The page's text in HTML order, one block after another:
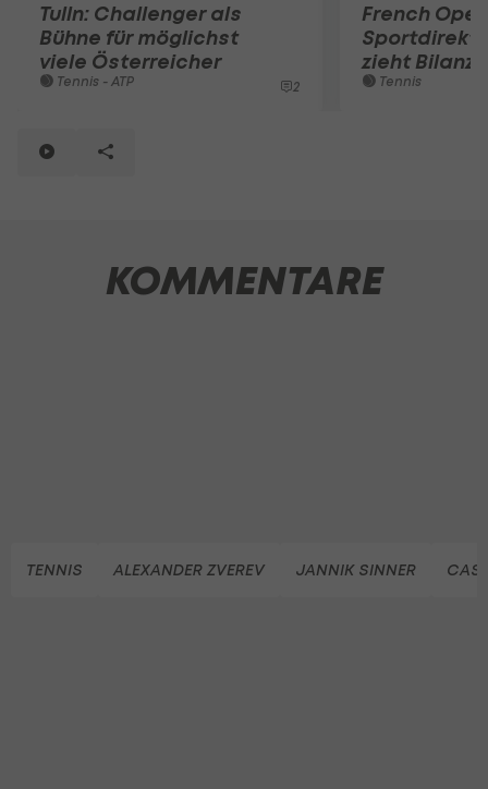
Tulln: Challenger als
Bühne für möglichst
viele Österreicher
Tennis - ATP 2
French
zieht Bilanz
Tennis
KOMMENTARE
TENNIS ALEXANDER ZVEREV JANNIK SINNER